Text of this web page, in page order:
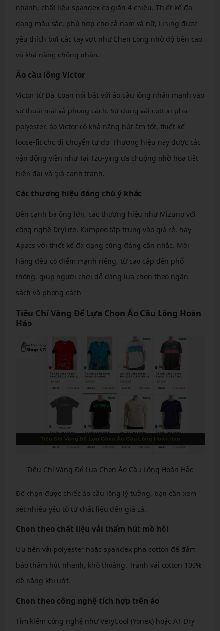
nhanh, chất liệu spandex co giãn 4 chiều. Thiết kế đa
dạng màu sắc, phù hợp cho cả nam và nữ, Lining được
yêu thích bởi các tay vợt như Chen Long nhờ độ bền cao
và khả năng chống nhăn.
Áo cầu lông Victor
Victor từ Đài Loan nổi bật với áo cầu lông nhấn mạnh vào
sự thoải mái và phong cách. Sử dụng vải cotton pha
polyester, áo Victor có khả năng hút ẩm tốt, thiết kế
loose-fit cho di chuyển tự do. Thương hiệu này được các
vận động viên như Tai Tzu-ying ưa chuộng nhờ họa tiết
hiện đại và giá cạnh tranh.
Các thương hiệu đáng chú ý khác
Bên cạnh ba ông lớn, các thương hiệu như Mizuno với
công nghệ DryLite, Kumpoo tập trung vào giá rẻ, hay
Apacs với thiết kế đa dạng cũng đáng cân nhắc. Mỗi
hãng đều có điểm mạnh riêng, từ cao cấp đến phổ
thông, giúp người chơi dễ dàng lựa chọn theo ngân
sách và phong cách.
Tiêu Chí Vàng Để Lựa Chọn Áo Cầu Lông Hoàn
Hảo
Tiêu Chí Vàng Để Lựa Chọn Áo Cầu Lông Hoàn Hảo
Để chọn được chiếc áo cầu lông lý tưởng, bạn cần xem
xét nhiều yếu tố từ chất liệu đến giá cả.
Chọn theo chất liệu vải thấm hút mồ hôi
Ưu tiên vải polyester hoặc spandex pha cotton để đảm
bảo thấm hút nhanh, khô thoáng. Tránh vải cotton 100%
dễ nặng khi ướt.
Chọn theo công nghệ tích hợp trên áo
Tìm kiếm công nghệ như VeryCool (Yonex) hoặc AT Dry